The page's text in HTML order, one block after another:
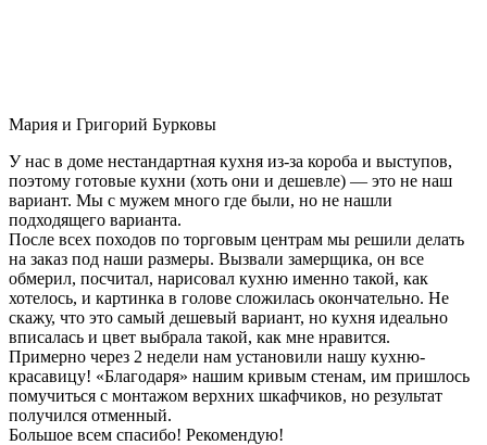
Мария и Григорий Бурковы
У нас в доме нестандартная кухня из-за короба и выступов,
поэтому готовые кухни (хоть они и дешевле) — это не наш
вариант. Мы с мужем много где были, но не нашли
подходящего варианта.
После всех походов по торговым центрам мы решили делать
на заказ под наши размеры. Вызвали замерщика, он все
обмерил, посчитал, нарисовал кухню именно такой, как
хотелось, и картинка в голове сложилась окончательно. Не
скажу, что это самый дешевый вариант, но кухня идеально
вписалась и цвет выбрала такой, как мне нравится.
Примерно через 2 недели нам установили нашу кухню-
красавицу! «Благодаря» нашим кривым стенам, им пришлось
помучиться с монтажом верхних шкафчиков, но результат
получился отменный.
Большое всем спасибо! Рекомендую!